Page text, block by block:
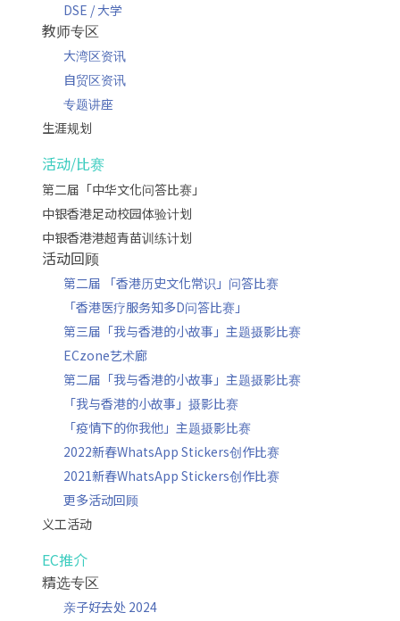
DSE / 大学
教师专区
大湾区资讯
自贸区资讯
专题讲座
生涯规划
活动/比赛
第二届「中华文化问答比赛」
中银香港足动校园体验计划
中银香港港超青苗训练计划
活动回顾
第二届 「香港历史文化常识」问答比赛
「香港医疗服务知多D问答比赛」
第三届「我与香港的小故事」主题摄影比赛
ECzone艺术廊
第二届「我与香港的小故事」主题摄影比赛
「我与香港的小故事」摄影比赛
「疫情下的你我他」主题摄影比赛
2022新春WhatsApp Stickers创作比赛
2021新春WhatsApp Stickers创作比赛
更多活动回顾
义工活动
EC推介
精选专区
亲子好去处 2024